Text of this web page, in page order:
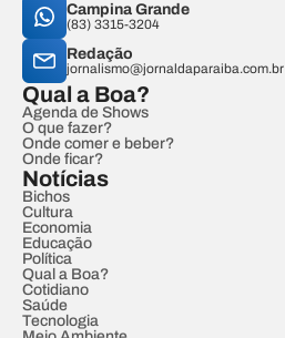
Campina Grande
(83) 3315-3204
Redação
jornalismo@jornaldaparaiba.com.br
Qual a Boa?
Agenda de Shows
O que fazer?
Onde comer e beber?
Onde ficar?
Notícias
Bichos
Cultura
Economia
Educação
Política
Qual a Boa?
Cotidiano
Saúde
Tecnologia